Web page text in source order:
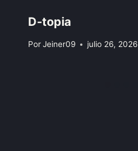
D-topia
PorJeiner09 julio 26, 2026